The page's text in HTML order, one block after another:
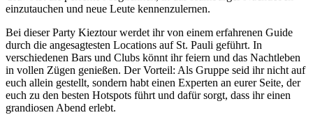
einzutauchen und neue Leute kennenzulernen.
Bei dieser Party Kieztour werdet ihr von einem erfahrenen Guide
durch die angesagtesten Locations auf St. Pauli geführt. In
verschiedenen Bars und Clubs könnt ihr feiern und das Nachtleben
in vollen Zügen genießen. Der Vorteil: Als Gruppe seid ihr nicht auf
euch allein gestellt, sondern habt einen Experten an eurer Seite, der
euch zu den besten Hotspots führt und dafür sorgt, dass ihr einen
grandiosen Abend erlebt.